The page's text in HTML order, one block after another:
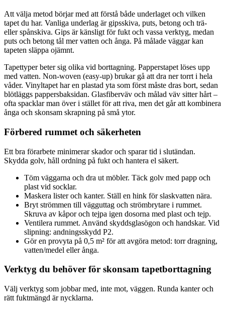
Att välja metod börjar med att förstå både underlaget och vilken
tapet du har. Vanliga underlag är gipsskiva, puts, betong och trä-
eller spånskiva. Gips är känsligt för fukt och vassa verktyg, medan
puts och betong tål mer vatten och ånga. På målade väggar kan
tapeten släppa ojämnt.
Tapettyper beter sig olika vid borttagning. Papperstapet löses upp
med vatten. Non-woven (easy-up) brukar gå att dra ner torrt i hela
våder. Vinyltapet har en plastad yta som först måste dras bort, sedan
blötläggs pappersbaksidan. Glasfiberväv och målad väv sitter hårt –
ofta spacklar man över i stället för att riva, men det går att kombinera
ånga och skonsam skrapning på små ytor.
Förbered rummet och säkerheten
Ett bra förarbete minimerar skador och sparar tid i slutändan.
Skydda golv, håll ordning på fukt och hantera el säkert.
Töm väggarna och dra ut möbler. Täck golv med papp och
plast vid socklar.
Maskera lister och kanter. Ställ en hink för slaskvatten nära.
Bryt strömmen till vägguttag och strömbrytare i rummet.
Skruva av kåpor och tejpa igen dosorna med plast och tejp.
Ventilera rummet. Använd skyddsglasögon och handskar. Vid
slipning: andningsskydd P2.
Gör en provyta på 0,5 m² för att avgöra metod: torr dragning,
vatten/medel eller ånga.
Verktyg du behöver för skonsam tapetborttagning
Välj verktyg som jobbar med, inte mot, väggen. Runda kanter och
rätt fuktmängd är nycklarna.